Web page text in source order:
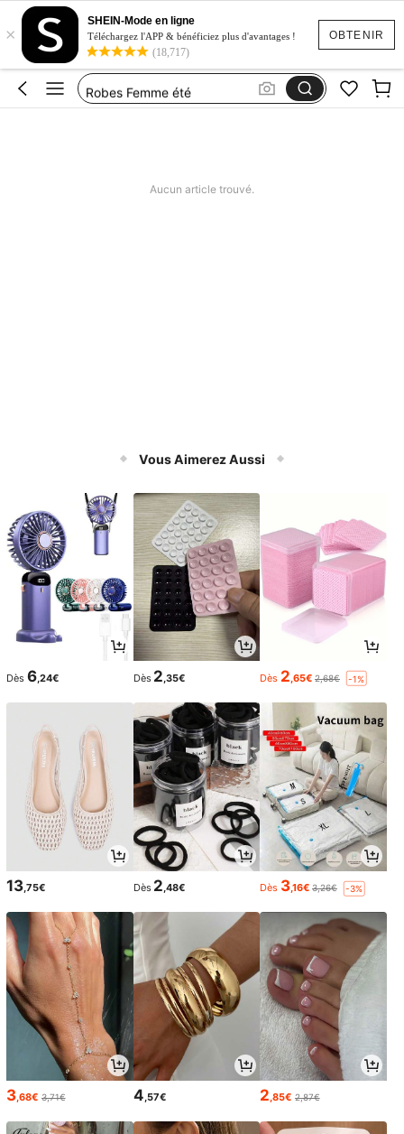
OBTENIR
×
SHEIN-Mode en ligne
Téléchargez l'APP & bénéficiez plus d'avantages !
(18,717)
Squishy
Maillot De Bain 2 Pieces
Robes Femme été
Aucun article trouvé.
Vous Aimerez Aussi
Dès 6,24€ Dès 2 ,35€ Dès 2 ,65€ 2,68€ -1%
13,75€ Dès 2,48€ Dès 3,16€ 3,26€ -3%
3,68€ 3,71€ 4,57€ 2,85€ 2,87€